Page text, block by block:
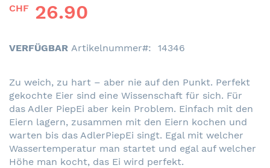
beginning
images
CHF 26.90
VERFÜGBAR Artikelnummer 14346
Zu weich, zu hart – aber nie auf den Punkt. Perfekt
gekochte Eier sind eine Wissenschaft für sich. Für
das Adler PiepEi aber kein Problem. Einfach mit den
Eiern lagern, zusammen mit den Eiern kochen und
warten bis das AdlerPiepEi singt. Egal mit welcher
Wassertemperatur man startet und egal auf welcher
Höhe man kocht, das Ei wird perfekt.